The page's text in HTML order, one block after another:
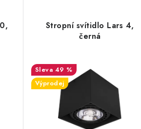
Stropní svítidlo Lars 4,
černá
49 %
Výprodej